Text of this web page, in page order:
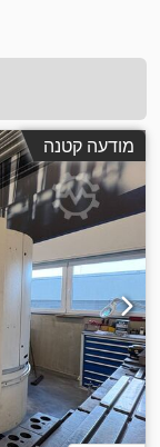
מודעה קטנה